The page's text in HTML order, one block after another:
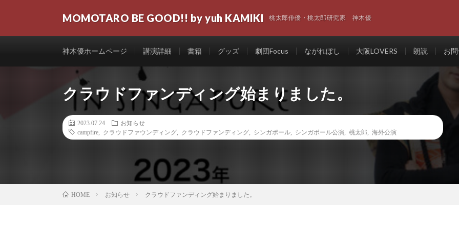
MOMOTARO BE GOOD!! by yuh KAMIKI 桃太郎俳優・桃太郎研究家 神木優
神木優ホームページ 講演詳細 書籍 グッズ 劇団Focus ながれぼし 大阪LOVERS 朗読 お
クラウドファンディング始まりました。
2023.07.24
お知らせ
campfire
クラウドファウンディング クラウドファンディング シンガポール シンガポール公演 桃太郎 海外公演
HOME お知らせ クラウドファンディング始まりました。